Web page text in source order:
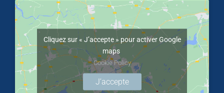
Cliquez sur « J’accepte » pour activer Google
maps
Cookie Policy
J’accepte